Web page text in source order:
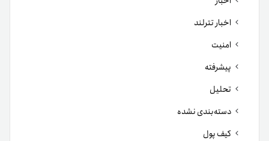
اخبار تترلند
امنیت
پیشرفته
تحلیل
دسته‌بندی نشده
کیف پول